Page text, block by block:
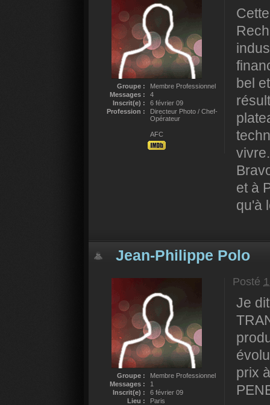
Groupe :
Membre Professionnel
Messages :
4
Inscrit(e) :
6 février 09
Profession :
Directeur Photo / Chef-
Opérateur
AFC
bel
vivre.
et à
qu'à
Jean-Philippe Polo
Groupe :
Membre Professionnel
Messages :
1
Inscrit(e) :
6 février 09
Lieu :
Paris
Posté
Je
prix